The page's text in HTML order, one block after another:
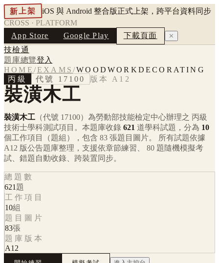
新上架
iOS 與 Android 整合版正式上架，跨平台資料同步
CROSS · PLATFORM
App Store
Google Play 下載頁面 ✕
技檢通
題庫總覽登入
HOME /EXAMS/WOODWORKDECORATING
丙級
代號 17100 版本 A12
裝潢木工
裝潢木工 （代號 17100） 為勞動部技能檢定中心辦理之 丙級
技術士學科測試項目。本題庫收錄 621 道學科試題，分為 10
個工作項目（題組），包含 83 張題目圖片。 所有試題依據
A12 版公告題庫整理，支援依章節練習、 80 題隨機模擬考
試、錯題自動收錄、跨裝置同步。
總題數
621 題
工作項目
10組
題目圖片
83張
題庫版本
A12